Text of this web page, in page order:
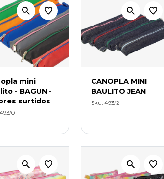
mini
- BAGUN -
surtidos
0
CANOPLA MINI
BAULITO JEAN
Sku: 493/2